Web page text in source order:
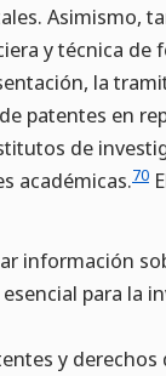
Asimismo,
y técnica de
la
patentes en
de
académicas.70
información
para la
y derechos